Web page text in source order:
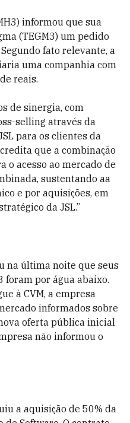
informou que sua
(TEGM3) um pedido
fato relevante, a
uma companhia com
reais.
de sinergia, com
selling através da
para os clientes da
que a combinação
o acesso ao mercado de
sustentando aa
e por aquisições, em
da JSL.”
na última noite que seus
foram por água abaixo.
à CVM, a empresa
informados sobre
oferta pública inicial
não informou o
a aquisição de 50% da